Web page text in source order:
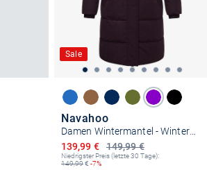
Sale
Navahoo
Damen Wintermantel - Wintertanz 14
149,99 €
Ermäßigter Preis
139,99 €
Niedrigster Preis (letzte 30 Tage):
149,99€ -7%